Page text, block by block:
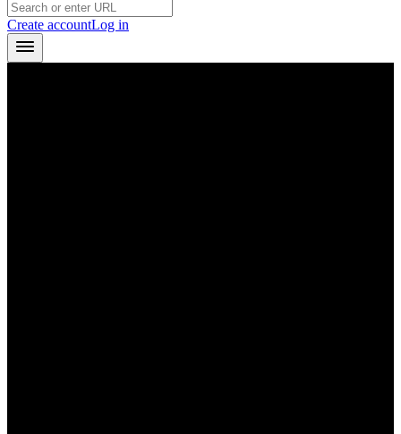
Create accountLog in